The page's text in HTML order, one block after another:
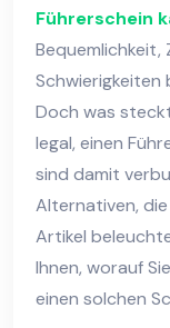
Führerschein
Bequemlichkeit,
Schwierigkeiten
Doch was
legal, einen
sind damit
Alternativen,
Artikel
Ihnen, worauf
einen solchen